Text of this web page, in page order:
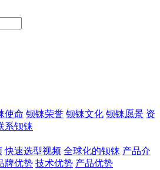
使命 钡铼荣誉 钡铼文化 钡铼愿景 资
系钡铼
快速选型视频 全球化的钡铼 产品介
牌优势 技术优势 产品优势